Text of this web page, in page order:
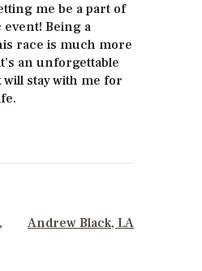
me be a part of
event! Being a
race is much more
an unforgettable
stay with me for
Andrew Black, LA